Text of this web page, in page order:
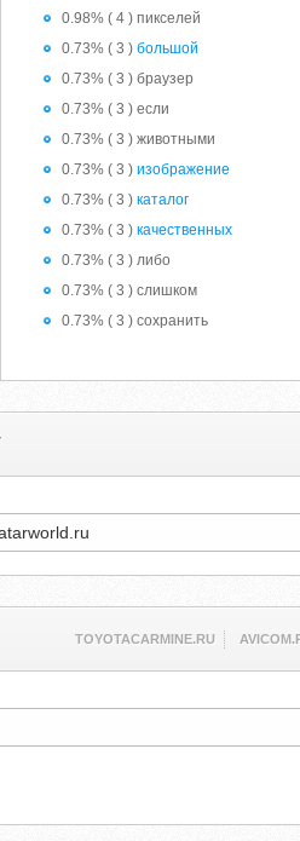
0.98% ( 4 ) пикселей
0.73% ( 3 ) большой
0.73% ( 3 ) браузер
0.73% ( 3 ) если
0.73% ( 3 ) животными
0.73% ( 3 ) изображение
0.73% ( 3 ) каталог
0.73% ( 3 ) качественных
0.73% ( 3 ) либо
0.73% ( 3 ) слишком
0.73% ( 3 ) сохранить
TOYOTACARMINE.RU